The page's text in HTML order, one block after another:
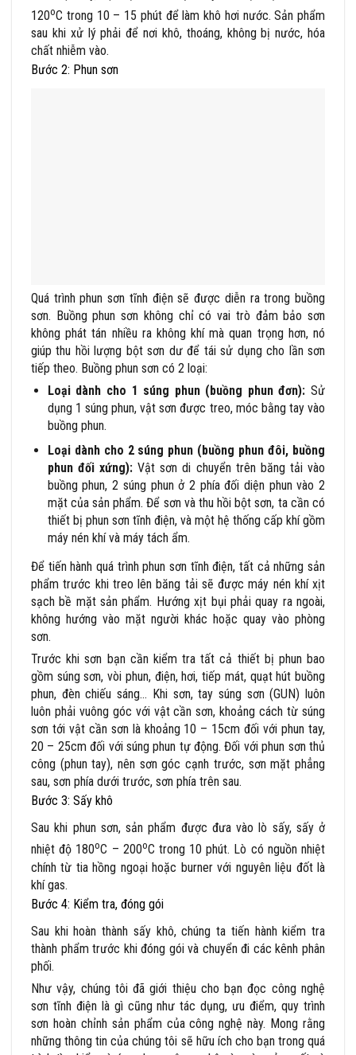
120oC trong 10 – 15 phút để làm khô hơi nước. Sản phẩm
sau khi xử lý phải để nơi khô, thoáng, không bị nước, hóa
chất nhiễm vào.
Bước 2: Phun sơn
Quá trình phun sơn tĩnh điện sẽ được diễn ra trong buồng
sơn. Buồng phun sơn không chỉ có vai trò đảm bảo sơn
không phát tán nhiều ra không khí mà quan trọng hơn, nó
giúp thu hồi lượng bột sơn dư để tái sử dụng cho lần sơn
tiếp theo. Buồng phun sơn có 2 loại:
Loại dành cho 1 súng phun (buồng phun đơn): Sử
dụng 1 súng phun, vật sơn được treo, móc bằng tay vào
buồng phun.
Loại dành cho 2 súng phun (buồng phun đôi, buồng
phun đối xứng): Vật sơn di chuyển trên băng tải vào
buồng phun, 2 súng phun ở 2 phía đối diện phun vào 2
mặt của sản phẩm. Để sơn và thu hồi bột sơn, ta cần có
thiết bị phun sơn tĩnh điện, và một hệ thống cấp khí gồm
máy nén khí và máy tách ẩm.
Để tiến hành quá trình phun sơn tĩnh điện, tất cả những sản
phẩm trước khi treo lên băng tải sẽ được máy nén khí xịt
sạch bề mặt sản phẩm. Hướng xịt bụi phải quay ra ngoài,
không hướng vào mặt người khác hoặc quay vào phòng
sơn.
Trước khi sơn bạn cần kiểm tra tất cả thiết bị phun bao
gồm súng sơn, vòi phun, điện, hơi, tiếp mát, quạt hút buồng
phun, đèn chiếu sáng… Khi sơn, tay súng sơn (GUN) luôn
luôn phải vuông góc với vật cần sơn, khoảng cách từ súng
sơn tới vật cần sơn là khoảng 10 – 15cm đối với phun tay,
20 – 25cm đối với súng phun tự động. Đối với phun sơn thủ
công (phun tay), nên sơn góc cạnh trước, sơn mặt phẳng
sau, sơn phía dưới trước, sơn phía trên sau.
Bước 3: Sấy khô
Sau khi phun sơn, sản phẩm được đưa vào lò sấy, sấy ở
nhiệt độ 180oC – 200oC trong 10 phút. Lò có nguồn nhiệt
chính từ tia hồng ngoại hoặc burner với nguyên liệu đốt là
khí gas.
Bước 4: Kiểm tra, đóng gói
Sau khi hoàn thành sấy khô, chúng ta tiến hành kiểm tra
thành phẩm trước khi đóng gói và chuyển đi các kênh phân
phối.
Như vậy, chúng tôi đã giới thiệu cho bạn đọc công nghệ
sơn tĩnh điện là gì cũng như tác dụng, ưu điểm, quy trình
sơn hoàn chỉnh sản phẩm của công nghệ này. Mong rằng
những thông tin của chúng tôi sẽ hữu ích cho bạn trong quá